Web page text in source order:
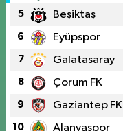
5 Beşiktaş
6 Eyüpspor
7 Galatasaray
8 Çorum FK
9 Gaziantep FK
10 Alanyaspor